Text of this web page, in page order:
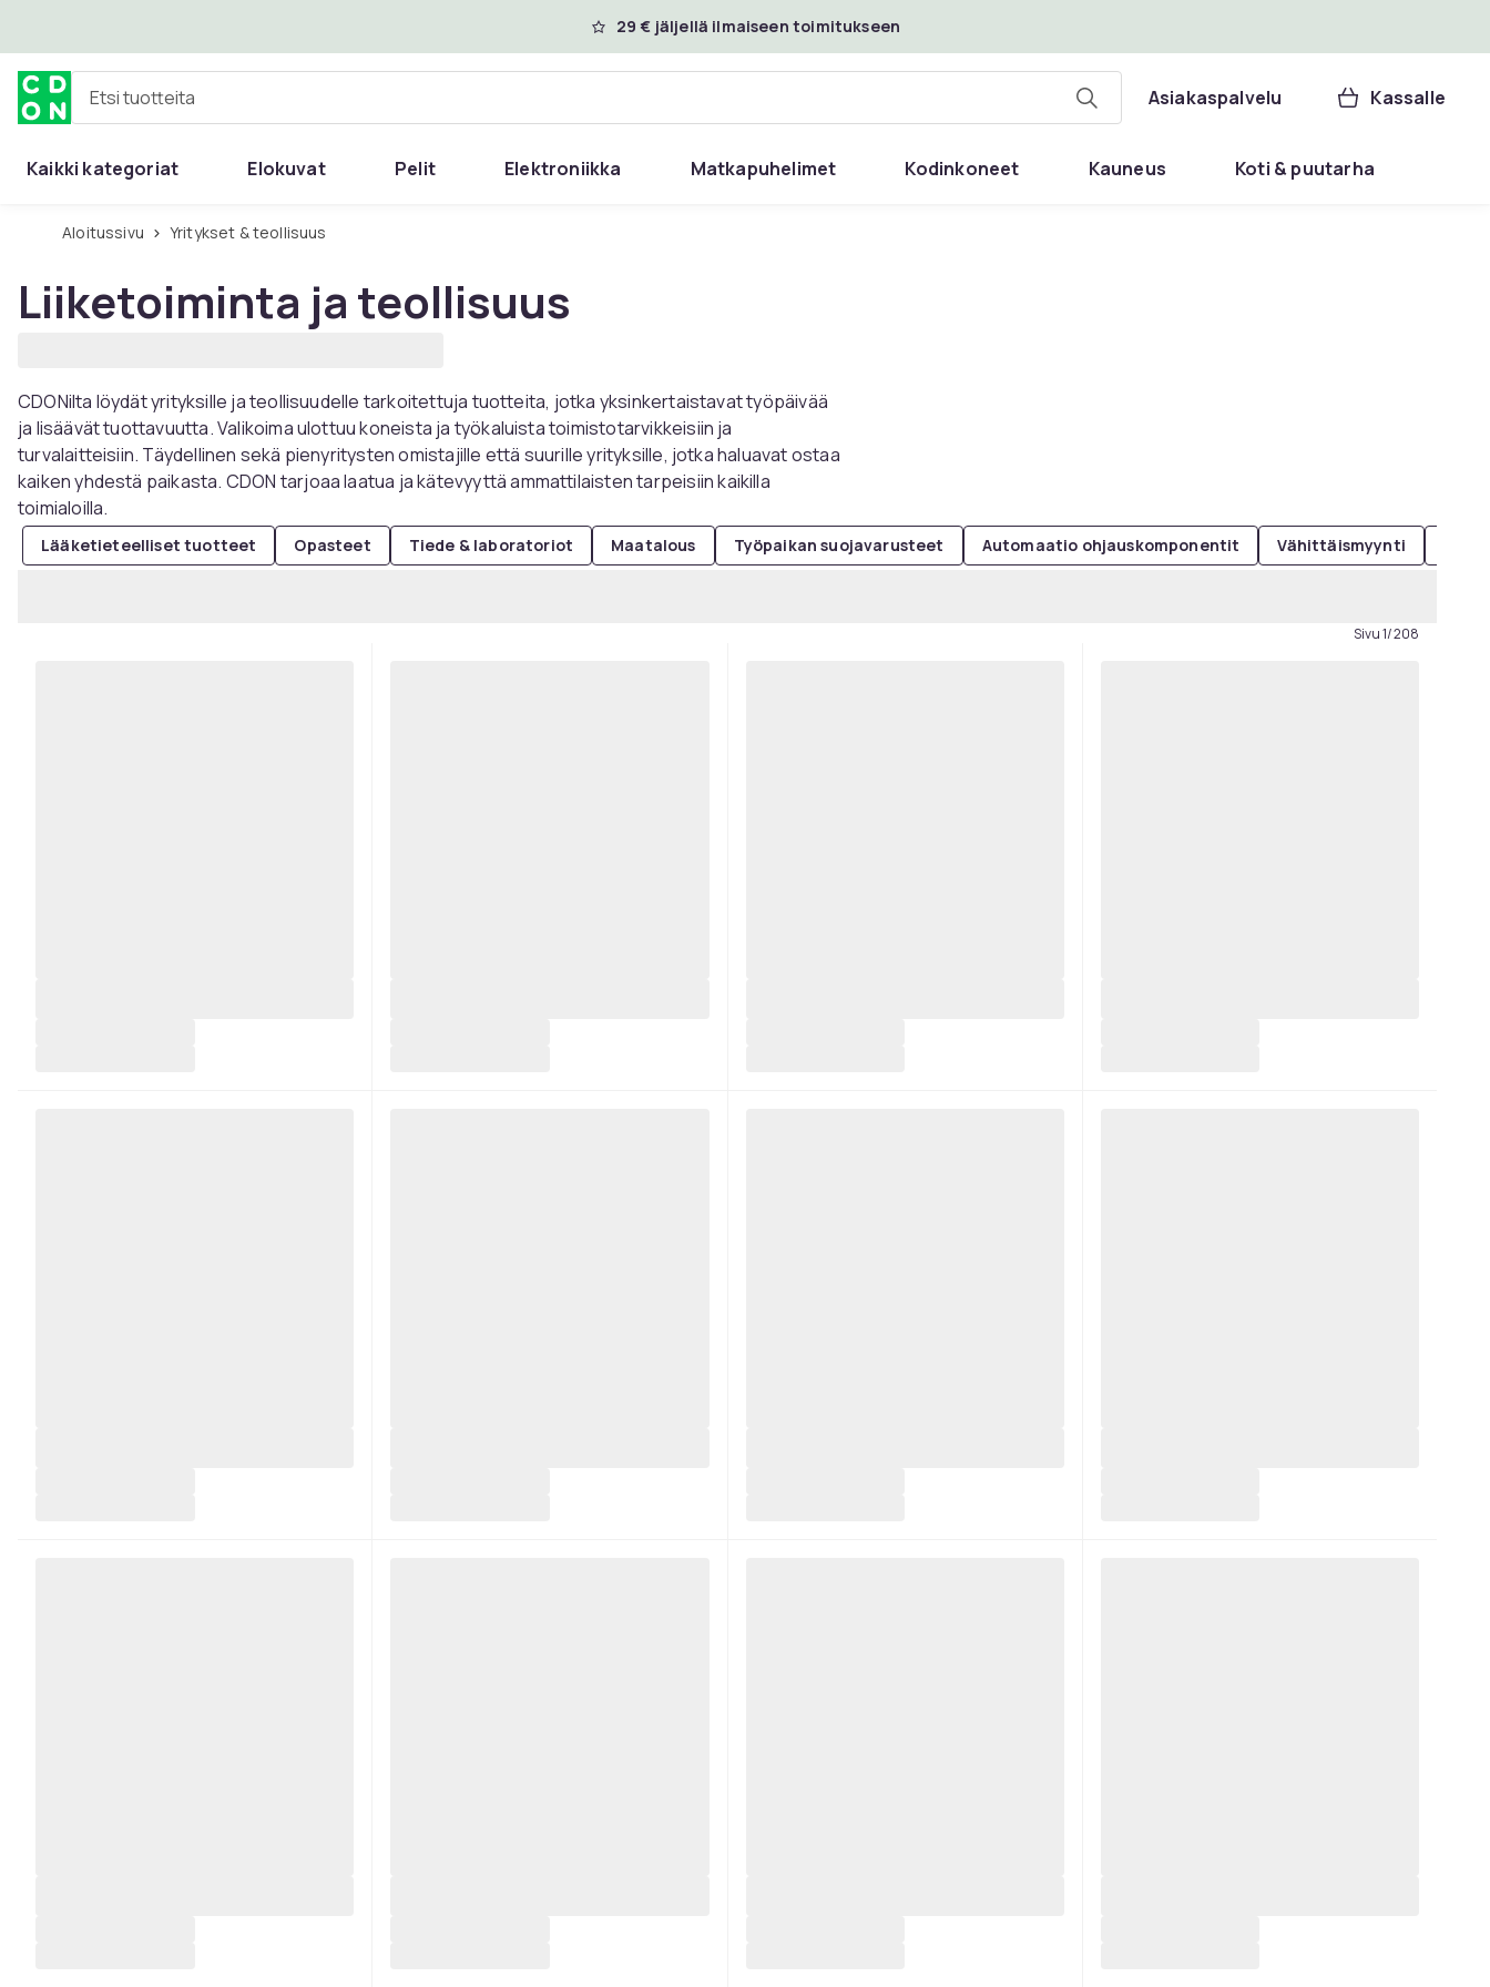
29 € jäljellä ilmaiseen toimitukseen
Etsi tuotteita Asiakaspalvelu Kassalle
Kaikki kategoriat Elokuvat Pelit Elektroniikka Matkapuhelimet Kodinkoneet Kauneus Koti & puutarha
Aloitussivu Yritykset & teollisuus
Liiketoiminta ja teollisuus
CDONilta löydät yrityksille ja teollisuudelle tarkoitettuja tuotteita, jotka yksinkertaistavat työpäivää
ja lisäävät tuottavuutta. Valikoima ulottuu koneista ja työkaluista toimistotarvikkeisiin ja
turvalaitteisiin. Täydellinen sekä pienyritysten omistajille että suurille yrityksille, jotka haluavat ostaa
kaiken yhdestä paikasta. CDON tarjoaa laatua ja kätevyyttä ammattilaisten tarpeisiin kaikilla
toimialoilla.
Lääketieteelliset tuotteet Opasteet Tiede & laboratoriot Maatalous Työpaikan suojavarusteet Automaatio ohjauskomponentit Vähittäismyynti
Sivu 1/208